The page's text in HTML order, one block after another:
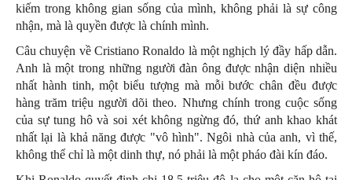
kiếm trong không gian sống của mình, không phải là sự công
nhận, mà là quyền được là chính mình.
Câu chuyện về Cristiano Ronaldo là một nghịch lý đầy hấp dẫn.
Anh là một trong những người đàn ông được nhận diện nhiều
nhất hành tinh, một biểu tượng mà mỗi bước chân đều được
hàng trăm triệu người dõi theo. Nhưng chính trong cuộc sống
của sự tung hô và soi xét không ngừng đó, thứ anh khao khát
nhất lại là khả năng được "vô hình". Ngôi nhà của anh, vì thế,
không thể chỉ là một dinh thự, nó phải là một pháo đài kín đáo.